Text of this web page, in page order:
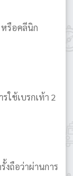
หรือคลีนิก
ใช้เบรกเท้า 2
งถือว่าผ่านการ